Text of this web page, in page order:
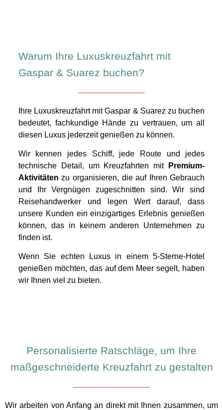
Warum Ihre Luxuskreuzfahrt mit
Gaspar & Suarez buchen?
Ihre Luxuskreuzfahrt mit Gaspar & Suarez zu buchen
bedeutet, fachkundige Hände zu vertrauen, um all
diesen Luxus jederzeit genießen zu können.
Wir kennen jedes Schiff, jede Route und jedes
technische Detail, um Kreuzfahrten mit
Premium-
Aktivitäten zu organisieren, die auf Ihren Gebrauch
und Ihr Vergnügen zugeschnitten sind. Wir sind
Reisehandwerker und legen Wert darauf, dass
unsere Kunden ein einzigartiges Erlebnis genießen
können, das in keinem anderen Unternehmen zu
finden ist.
Wenn Sie echten Luxus in einem 5-Sterne-Hotel
genießen möchten, das auf dem Meer segelt, haben
wir Ihnen viel zu bieten.
Personalisierte Ratschläge, um Ihre
maßgeschneiderte Kreuzfahrt zu gestalten
Wir arbeiten von Anfang an direkt mit Ihnen zusammen, um